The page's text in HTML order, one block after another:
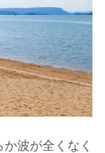
波が全くなく